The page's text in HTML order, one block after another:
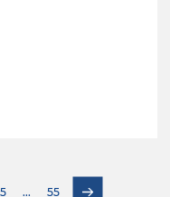
5 ... 55